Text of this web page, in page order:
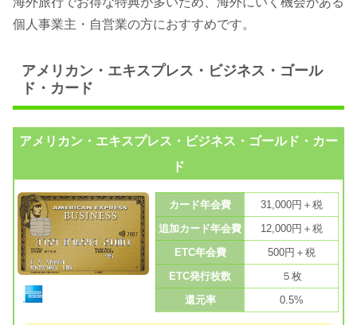
個人事業主・自営業の方におすすめです。
アメリカン・エキスプレス・ビジネス・ゴール
ド・カード
アメリカン・エキスプレス・ビジネス・ゴールド・カー
ド
カード年会費
31,000円＋税
追加カード年会費
12,000円＋税
ETC年会費
500円＋税
ETC発行枚数
５枚
還元率
0.5%